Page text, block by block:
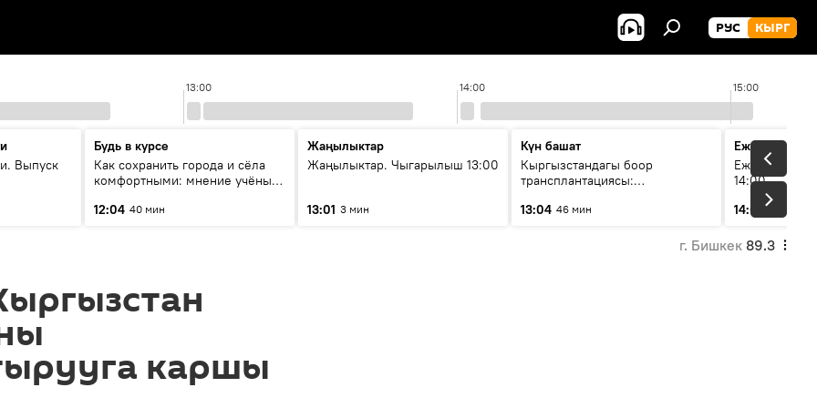
РУС КЫРГ
13:00 14:00 15:00
Выпуск
Будь в курсе
Как сохранить города и сёла
комфортными: мнение учёных
12:04 40 мин
Жаңылыктар
Жаңылыктар. Чыгарылыш 13:00
13:01 3 мин
Күн башат
Кыргызстандагы боор
трансплантациясы:
келечеги
13:04 46 мин
Ежедневные
Ежедневные
14:00
14:01
3 мин
г. Бишкек 89.3
каршы